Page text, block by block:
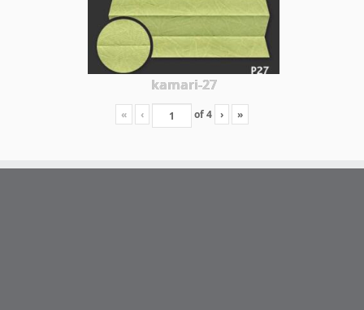
kamari-27
« ‹ of4 › »